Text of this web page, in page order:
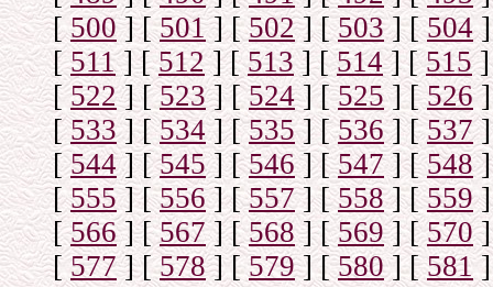
[500] [501] [502] [503] [504]
[511] [512] [513] [514] [515]
[522] [523] [524] [525] [ 526]
[533] [534] [535] [536] [537]
[544] [545] [546] [547] [548]
[555] [556] [557] [558] [559]
[566] [567] [568] [569] [570]
[577] [578] [579] [580] [581]